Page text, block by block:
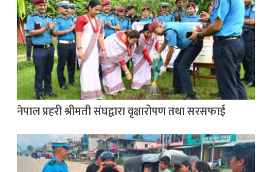
नेपाल प्रहरी श्रीमती संघद्वारा वृक्षारोपण तथा सरसफाई